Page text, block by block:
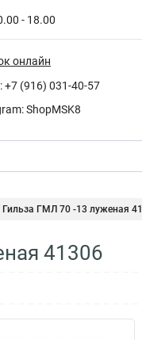
- 18.00
онлайн
+7 (916) 031-40-57
ShopMSK8
Гильза ГМЛ 70 -13 луженая
41306